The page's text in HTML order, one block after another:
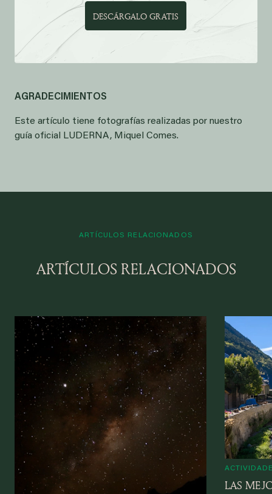
DESCÁRGALO GRATIS
AGRADECIMIENTOS
Este artículo tiene fotografías realizadas por nuestro
guía oficial LUDERNA, Miquel Comes.
ARTÍCULOS RELACIONADOS
ARTÍCULOS RELACIONADOS
LAS